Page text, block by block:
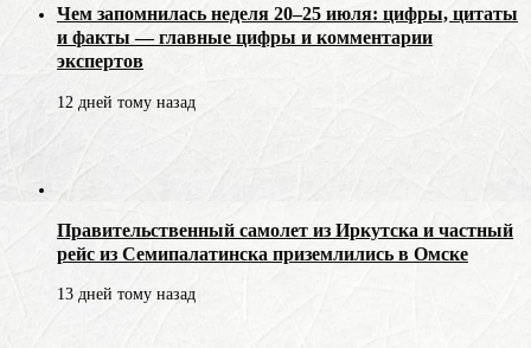
Чем запомнилась неделя 20–25 июля: цифры, цитаты
и факты — главные цифры и комментарии
экспертов
12 дней тому назад
Правительственный самолет из Иркутска и частный
рейс из Семипалатинска приземлились в Омске
13 дней тому назад